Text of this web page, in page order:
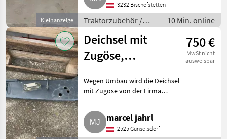
Kleinanzeige
3232 Bischofstetten
Traktorzubehör /
Sonstiges
Traktorzubehör
10 Min. online
Deichsel mit
Zugöse,
750 €
MwSt nicht
ausweisbar
Wegen Umbau wird die Deichsel
mit Zugöse von der Firma
siehe Foto. Traktorzubehör
Sonstiges Traktorzubehör
marcel jahrl
2525 Günselsdorf